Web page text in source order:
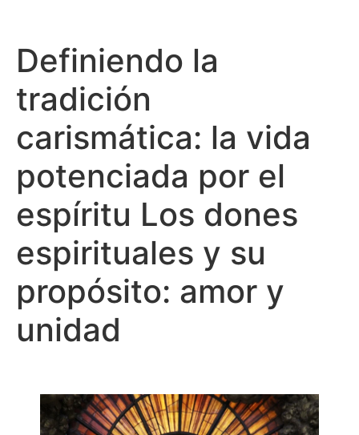
Definiendo la
tradición
carismática: la vida
potenciada por el
espíritu Los dones
espirituales y su
propósito: amor y
unidad